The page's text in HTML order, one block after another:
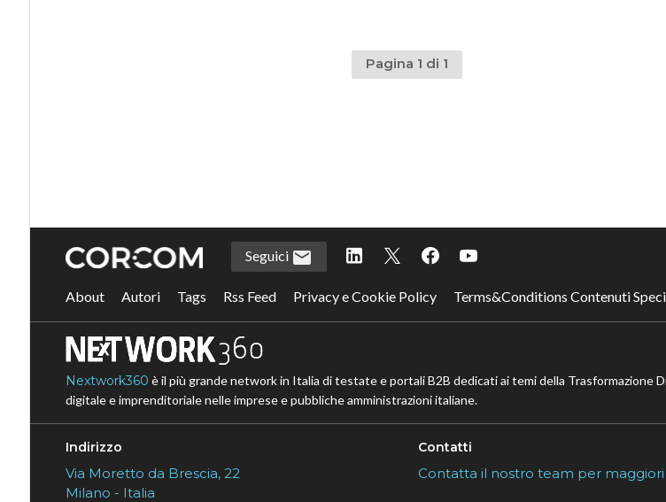
Pagina 1 di 1
Seguici
About Autori Tags Rss Feed Privacy e Cookie Policy Terms&Conditions Contenuti
Nextwork360 è il più grande network in Italia di testate e portali B2B dedicati ai temi della Trasformazione
digitale e imprenditoriale nelle imprese e pubbliche amministrazioni italiane.
Indirizzo
Via Moretto da Brescia, 22
Milano - Italia
Contatti
Contatta il nostro team per